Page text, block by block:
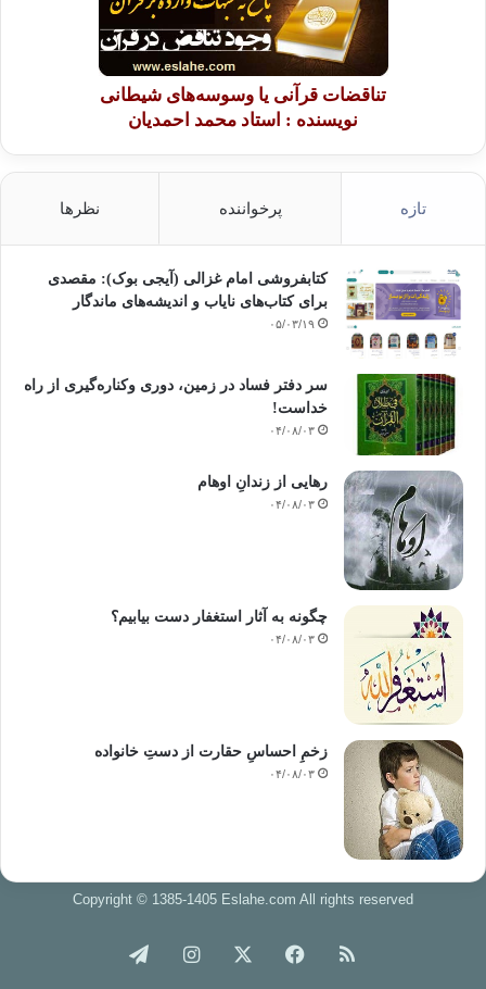
تناقضات قرآنی یا وسوسه‌های شیطانی
نویسنده : استاد محمد احمدیان
تازه پرخواننده نظرها
کتابفروشی امام غزالی (آیجی بوک): مقصدی
برای کتاب‌های نایاب و اندیشه‌های ماندگار
۰۵/۰۳/۱۹
سر دفتر فساد در زمین‌، دوری وکناره‌گیری از راه
خداست‌!
۰۴/۰۸/۰۳
رهایی از زندانِ اوهام
۰۴/۰۸/۰۳
چگونه به آثار استغفار دست بیابیم؟
۰۴/۰۸/۰۳
زخمِ احساسِ حقارت از دستِ خانواده
۰۴/۰۸/۰۳
Copyright © 1385-1405 Eslahe.com All rights reserved
خوراک فیس اینستاگرام